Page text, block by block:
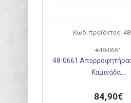
Κωδ. προϊόντος:
#48-0661
48-0661
Καμινάδα...
84,90€